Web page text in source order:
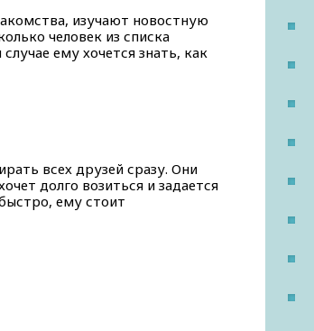
изучают новостную
человек из списка
ему хочется знать, как
всех друзей сразу. Они
долго возиться и задается
ему стоит